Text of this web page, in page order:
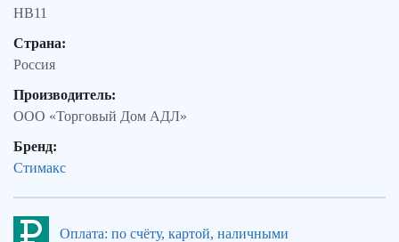
НВ11
Страна:
Россия
Производитель:
ООО «Торговый Дом АДЛ»
Бренд:
Стимакс
Оплата: по счёту, картой, наличными